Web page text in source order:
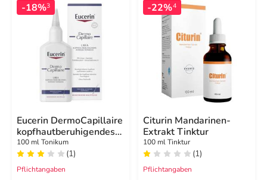
-18%3
Eucerin DermoCapillaire
kopfhautberuhigendes
Urea Intensiv-Tonikum
100 ml Tonikum
(1)
Pflichtangaben
-22%4
Citurin Mandarinen-
Extrakt Tinktur
100 ml Tinktur
(1)
Pflichtangaben